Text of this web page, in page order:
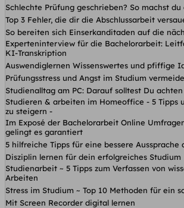
Schlechte Prüfung geschrieben? So machst du
Top 3 Fehler, die dir die Abschlussarbeit
So bereiten sich Einserkanditaden auf die
Experteninterview für die Bachelorarbeit:
KI-Transkription
Auswendiglernen Wissenswertes und pfiffige
Prüfungsstress und Angst im Studium
Studienalltag am PC: Darauf solltest Du achten
Studieren & arbeiten im Homeoffice - 5 Tipps
zu steigern -
Im Exposé der Bachelorarbeit Online
gelingt es garantiert
5 hilfreiche Tipps für eine bessere Aussprache
Disziplin lernen für dein erfolgreiches Studium
Studienarbeit ~ 5 Tipps zum Verfassen von
Arbeiten
Stress im Studium ~ Top 10 Methoden für ein
Mit Screen Recorder digital lernen